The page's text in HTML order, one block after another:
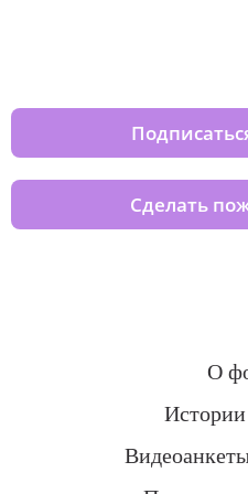
Сделать
О
Истории